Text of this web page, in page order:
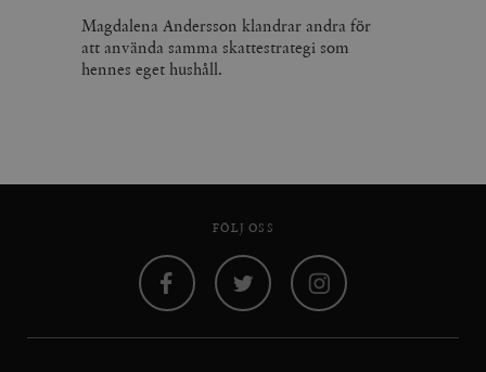
Magdalena Andersson klandrar andra för
att använda samma skattestrategi som
hennes eget hushåll.
FÖLJ OSS